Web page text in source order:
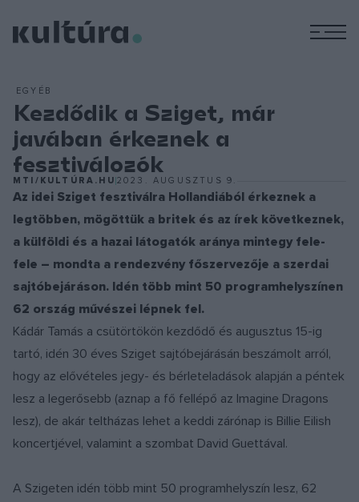
EGYÉB
Kezdődik a Sziget, már
javában érkeznek a
fesztiválozók
MTI/KULTÚRA.HU 2023. AUGUSZTUS 9.
Az idei Sziget fesztiválra Hollandiából érkeznek a
legtöbben, mögöttük a britek és az írek következnek,
a külföldi és a hazai látogatók aránya mintegy fele-
fele – mondta a rendezvény főszervezője a szerdai
sajtóbejáráson. Idén több mint 50 programhelyszínen
62 ország művészei lépnek fel.
Kádár Tamás a csütörtökön kezdődő és augusztus 15-ig
tartó, idén 30 éves Sziget sajtóbejárásán beszámolt arról,
hogy az elővételes jegy- és bérleteladások alapján a péntek
lesz a legerősebb (aznap a fő fellépő az Imagine Dragons
lesz), de akár teltházas lehet a keddi zárónap is Billie Eilish
koncertjével, valamint a szombat David Guettával.
A Szigeten idén több mint 50 programhelyszín lesz, 62